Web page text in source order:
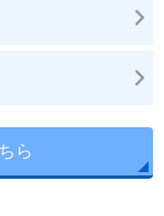
ら